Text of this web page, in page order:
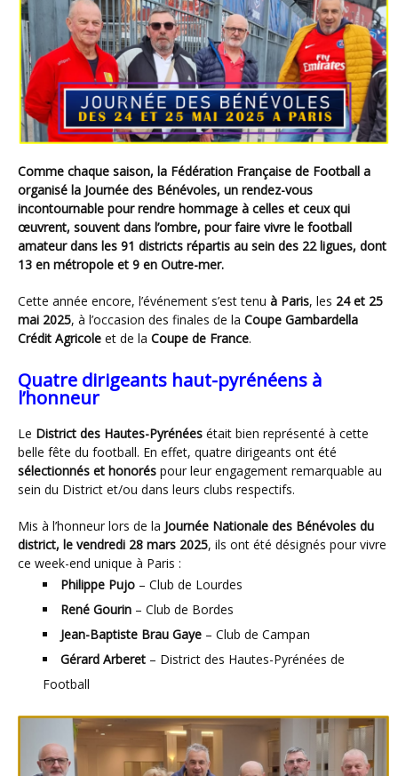
Comme chaque saison, la Fédération Française de Football a
organisé la Journée des Bénévoles, un rendez-vous
incontournable pour rendre hommage à celles et ceux qui
œuvrent, souvent dans l’ombre, pour faire vivre le football
amateur dans les 91 districts répartis au sein des 22 ligues, dont
13 en métropole et 9 en Outre-mer.
Cette année encore, l’événement s’est tenu à Paris, les 24 et 25
mai 2025, à l’occasion des finales de la Coupe Gambardella
Crédit Agricole et de la Coupe de France.
Quatre dirigeants haut-pyrénéens à
l’honneur
Le District des Hautes-Pyrénées était bien représenté à cette
belle fête du football. En effet, quatre dirigeants ont été
sélectionnés et honorés pour leur engagement remarquable au
sein du District et/ou dans leurs clubs respectifs.
Mis à l’honneur lors de la Journée Nationale des Bénévoles du
district, le vendredi 28 mars 2025, ils ont été désignés pour vivre
ce week-end unique à Paris :
Philippe Pujo – Club de Lourdes
René Gourin – Club de Bordes
Jean-Baptiste Brau Gaye – Club de Campan
Gérard Arberet – District des Hautes-Pyrénées de
Football